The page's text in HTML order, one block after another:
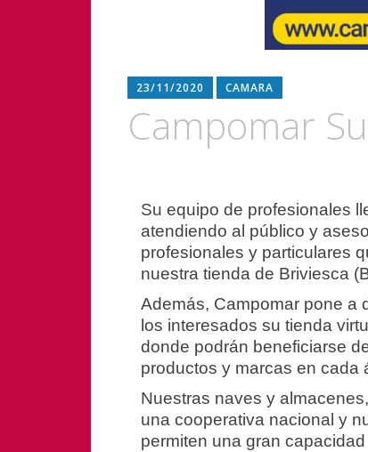
23/11/2020 CAMARA
Campomar
Su equipo de profesionales
atendiendo al público y
profesionales y particulares
nuestra tienda de Briviesca
Además, Campomar pone a
los interesados su tienda
donde podrán beneficiarse
productos y marcas en cada
Nuestras naves y
una cooperativa nacional y
permiten una gran
Navegación
de
entradas